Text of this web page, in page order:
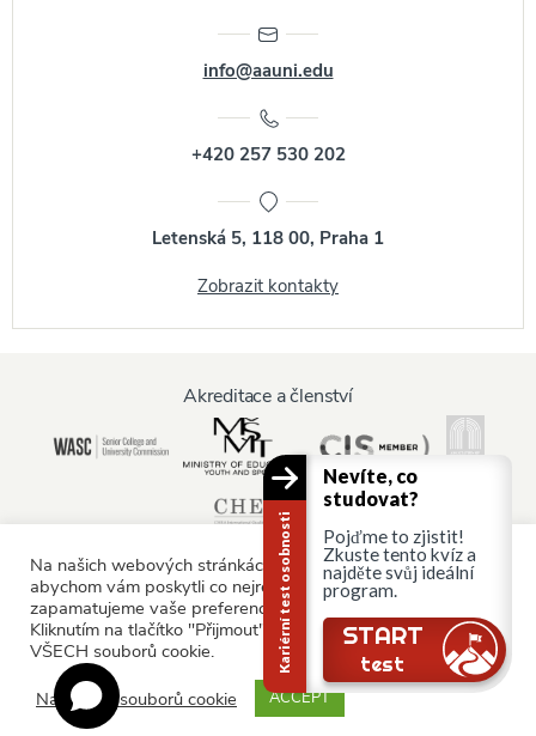
info@aauni.edu
+420 257 530 202
Letenská 5, 118 00, Praha 1
Zobrazit kontakty
Akreditace a členství
Informace pro:
Rodiče a rodina
© AAU Prague 2015 - 2026 All rights reserved.
Na našich webových stránkách používáme soubory cookie,
abychom vám poskytli co nejrelevantnější služby tím, že si
zapamatujeme vaše preference a opakované návštěvy.
Kliknutím na tlačítko "Přijmout" souhlasíte s používáním
VŠECH souborů cookie.
Nastavení souborů cookie
ACCEPT
Kariérní test osobnosti
Nevíte, co
studovat?
Pojďme to zjistit!
Zkuste tento kvíz a
najděte svůj ideální
program.
START
test
Stále tu jsi?